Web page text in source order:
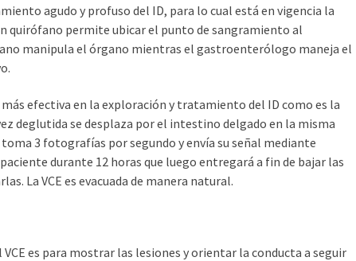
agudo y profuso del ID, para lo cual está en vigencia la
quirófano permite ubicar el punto de sangramiento al
manipula el órgano mientras el gastroenterólogo maneja el
efectiva en la exploración y tratamiento del ID como es la
deglutida se desplaza por el intestino delgado en la misma
3 fotografías por segundo y envía su señal mediante
durante 12 horas que luego entregará a fin de bajar las
La VCE es evacuada de manera natural.
es para mostrar las lesiones y orientar la conducta a seguir